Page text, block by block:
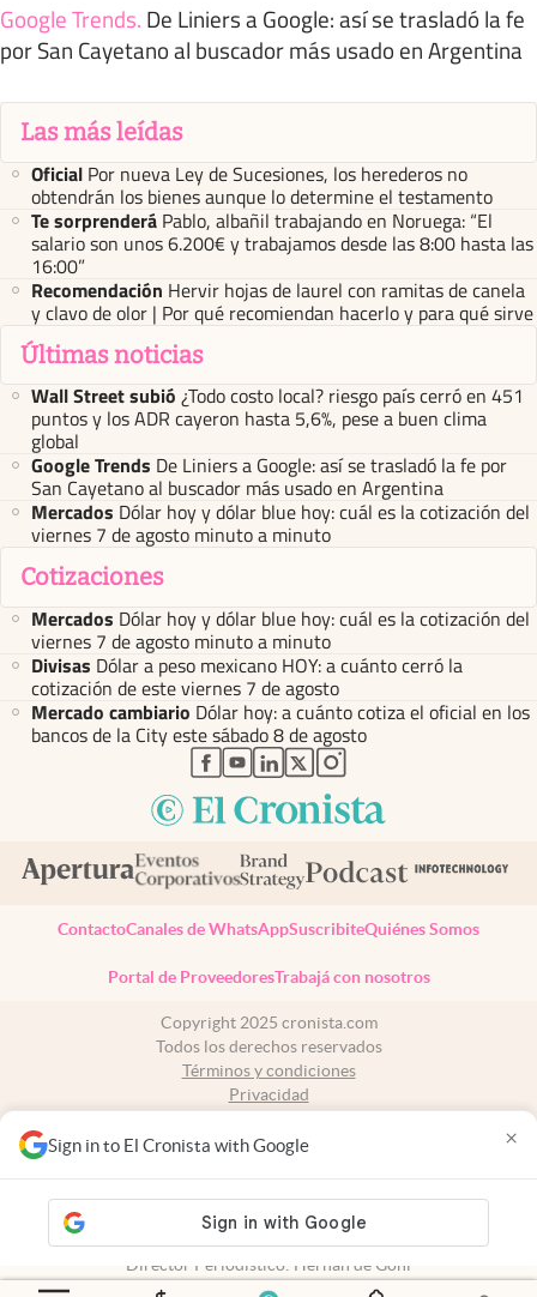
Sign in to El Cronista with Google ×
Google Trends. De Liniers a Google: así se trasladó la fe
por San Cayetano al buscador más usado en Argentina
Las más leídas
Oficial Por nueva Ley de Sucesiones, los herederos no
obtendrán los bienes aunque lo determine el testamento
Te sorprenderá Pablo, albañil trabajando en Noruega: “El
salario son unos 6.200€ y trabajamos desde las 8:00 hasta las
16:00”
Recomendación Hervir hojas de laurel con ramitas de canela
y clavo de olor | Por qué recomiendan hacerlo y para qué sirve
Últimas noticias
Wall Street subió ¿Todo costo local? riesgo país cerró en 451
puntos y los ADR cayeron hasta 5,6%, pese a buen clima
global
Google Trends De Liniers a Google: así se trasladó la fe por
San Cayetano al buscador más usado en Argentina
Mercados Dólar hoy y dólar blue hoy: cuál es la cotización del
viernes 7 de agosto minuto a minuto
Cotizaciones
Mercados Dólar hoy y dólar blue hoy: cuál es la cotización del
viernes 7 de agosto minuto a minuto
Divisas Dólar a peso mexicano HOY: a cuánto cerró la
cotización de este viernes 7 de agosto
Mercado cambiario Dólar hoy: a cuánto cotiza el oficial en los
bancos de la City este sábado 8 de agosto
abre en nueva pestaña
abre en nueva pestaña
abre en nueva pestaña
abre en nueva pestaña
abre en nueva pestaña
ContactoCanales de WhatsAppSuscribiteQuiénes Somos
Portal de ProveedoresTrabajá con nosotros
Copyright 2025 cronista.com
Todos los derechos reservados
Términos y condiciones
Privacidad
Tel: +54 11 7078-3270
propiedad intelectual: 56576959
N° de edición: 10.950 - 7 de agosto de 2026
Director Periodístico: Hernán de Goñi